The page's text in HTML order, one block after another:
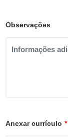
Observações
Anexar currículo *